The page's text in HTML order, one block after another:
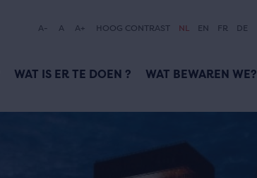
A- A A+ HOOG CONTRAST NL EN FR DE
WAT IS ER TE DOEN ? WAT BEWAREN WE?